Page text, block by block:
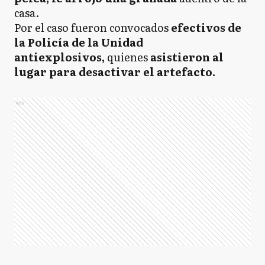
casa.
Por el caso fueron convocadosefectivos de
la Policía de la Unidad
antiexplosivos, quienesasistieron al
lugar para desactivar el artefacto.
Ads